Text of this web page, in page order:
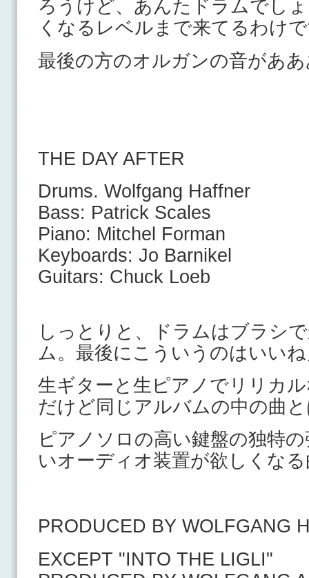
ろうけど、あんたドラムでし
くなるレベルまで来てるわけ
最後の方のオルガンの音があ
THE DAY AFTER
Drums. Wolfgang Haffner
Bass: Patrick Scales
Piano: Mitchel Forman
Keyboards: Jo Barnikel
Guitars: Chuck Loeb
しっとりと、ドラムはブラシ
ム。最後にこういうのはいい
生ギターと生ピアノでリリカ
だけど同じアルバムの中の曲
ピアノソロの高い鍵盤の独特
いオーディオ装置が欲しくな
PRODUCED BY WOLFGANG
EXCEPT "INTO THE LIGLI"